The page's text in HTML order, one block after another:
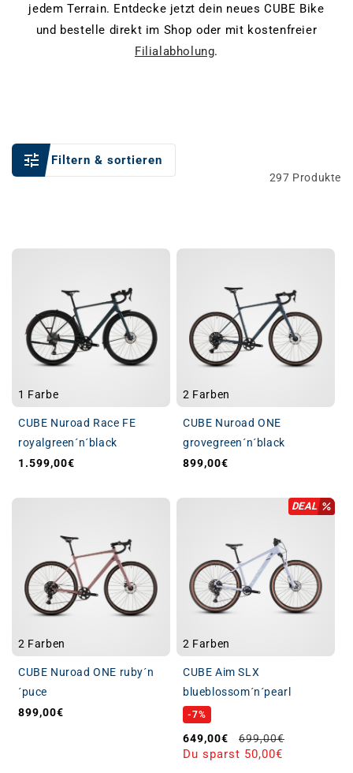
jedem Terrain. Entdecke jetzt dein neues CUBE Bike
und bestelle direkt im Shop oder mit kostenfreier
Filialabholung.
Filtern & sortieren
297 Produkte
1 Farbe
CUBE Nuroad Race FE
royalgreen´n´black
Normaler Preis
1.599,00€
2 Farben
CUBE Nuroad ONE
grovegreen´n´black
Normaler Preis
899,00€
2 Farben
CUBE Nuroad ONE ruby´n
´puce
Normaler Preis
899,00€
DEAL
2 Farben
CUBE Aim SLX
blueblossom´n´pearl
-7%
Verkaufspreis
649,00€ Normaler Preis
699,00€
Du sparst 50,00€